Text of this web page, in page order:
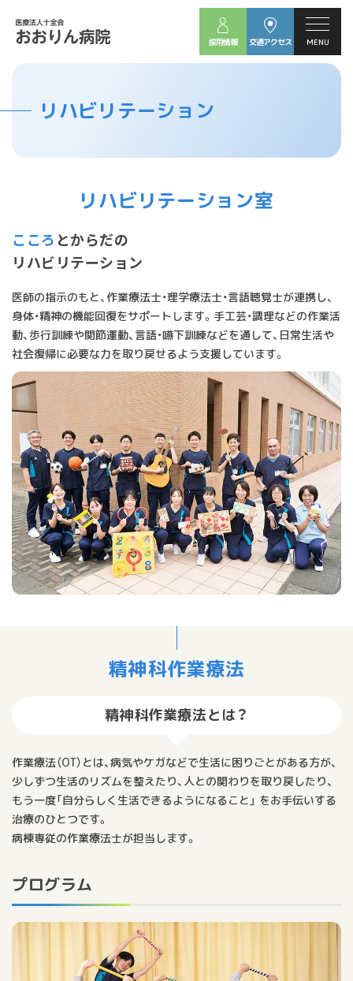
採用情報 交通アクセス MENU
リハビリテーション
リハビリテーション室
こころ とからだの
リハビリテーション
医師の指示のもと、作業療法士・理学療法士・言語聴覚士が連携し、
身体・精神の機能回復をサポートします。手工芸・調理などの作業活
動、歩行訓練や関節運動、言語・嚥下訓練などを通して、日常生活や
社会復帰に必要な力を取り戻せるよう支援しています。
精神科作業療法
精神科作業療法とは？
作業療法（OT）とは、病気やケガなどで生活に困りごとがある方が、
少しずつ生活のリズムを整えたり、人との関わりを取り戻したり、
もう一度「自分らしく生活できるようになること」 をお手伝いする
治療のひとつです。
病棟専従の作業療法士が担当します。
プログラム